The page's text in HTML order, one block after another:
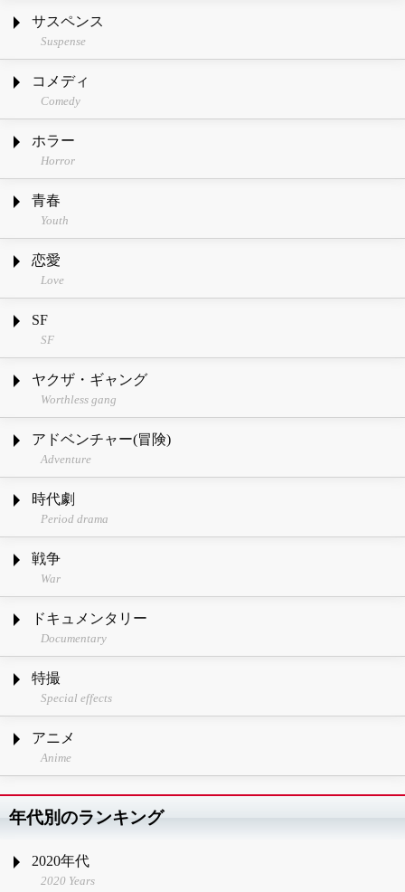
サスペンス
Suspense
コメディ
Comedy
ホラー
Horror
青春
Youth
恋愛
Love
SF
SF
ヤクザ・ギャング
Worthless gang
アドベンチャー(冒険)
Adventure
時代劇
Period drama
戦争
War
ドキュメンタリー
Documentary
特撮
Special effects
アニメ
Anime
年代別のランキング
2020年代
2020 Years